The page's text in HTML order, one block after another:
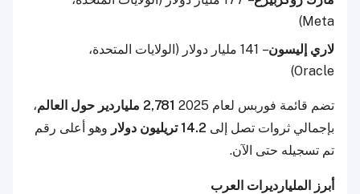
Meta)
لاري إليسون
– 141 مليار دولار (الولايات المتحدة،
Oracle)
تضم قائمة فوربس لعام 2025 2,781 ملياردير حول العالم
،
بإجمالي ثروات تصل إلى 14.2 تريليون دولار
وهو أعلى رقم
تم تسجيله حتى الآن.
أبرز المليارديرات العرب